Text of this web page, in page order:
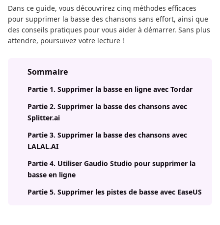
Dans ce guide, vous découvrirez cinq méthodes efficaces
pour supprimer la basse des chansons sans effort, ainsi que
des conseils pratiques pour vous aider à démarrer. Sans plus
attendre, poursuivez votre lecture !
Sommaire
Partie 1. Supprimer la basse en ligne avec Tordar
Partie 2. Supprimer la basse des chansons avec
Splitter.ai
Partie 3. Supprimer la basse des chansons avec
LALAL.AI
Partie 4. Utiliser Gaudio Studio pour supprimer la
basse en ligne
Partie 5. Supprimer les pistes de basse avec EaseUS